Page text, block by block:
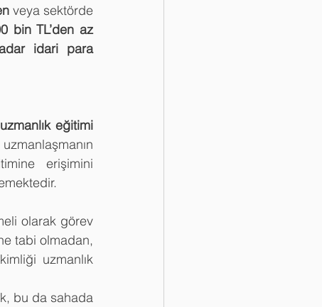
bin TL’den az
idari para
eğitimi
erişimini
olarak görev
uzmanlık
bu da sahada